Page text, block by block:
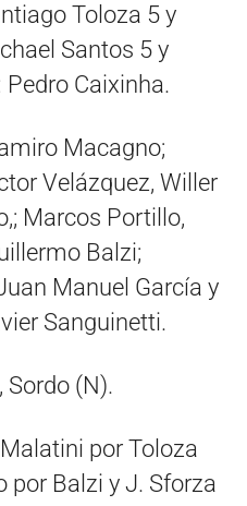
Toloza 5 y
Santos 5 y
Pedro Caixinha.
Macagno;
Velázquez, Willer
Marcos Portillo,
Balzi;
Manuel García y
Sanguinetti.
Sordo (N).
por Toloza
por Balzi y J. Sforza